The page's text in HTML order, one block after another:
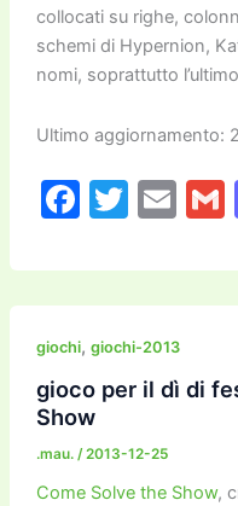
collocati su righe,
schemi di Hypernion,
nomi, soprattutto
Ultimo aggiornamento:
F
c
e
b
o
o
k
T
itt
er
E
ai
l
l
giochi, giochi-2013
gioco per il dì di
Show
.mau. /2013-12-25
Come Solve the Show,